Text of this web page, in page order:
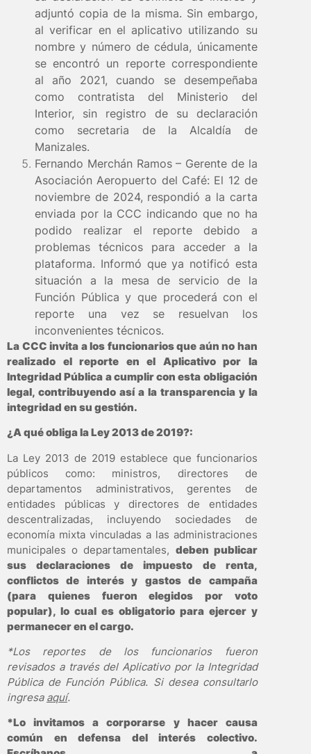
adjuntó copia de la misma. Sin embargo,
al verificar en el aplicativo utilizando su
nombre y número de cédula, únicamente
se encontró un reporte correspondiente
al año 2021, cuando se desempeñaba
como contratista del Ministerio del
Interior, sin registro de su declaración
como secretaria de la Alcaldía de
Manizales.
Fernando Merchán Ramos – Gerente de la
Asociación Aeropuerto del Café: El 12 de
noviembre de 2024, respondió a la carta
enviada por la CCC indicando que no ha
podido realizar el reporte debido a
problemas técnicos para acceder a la
plataforma. Informó que ya notificó esta
situación a la mesa de servicio de la
Función Pública y que procederá con el
reporte una vez se resuelvan los
inconvenientes técnicos.
La CCC invita a los funcionarios que aún no han
realizado el reporte en el Aplicativo por la
Integridad Pública a cumplir con esta obligación
legal, contribuyendo así a la transparencia y la
integridad en su gestión.
¿A qué obliga la Ley 2013 de 2019?:
La Ley 2013 de 2019 establece que funcionarios
públicos como: ministros, directores de
departamentos administrativos, gerentes de
entidades públicas y directores de entidades
descentralizadas, incluyendo sociedades de
economía mixta vinculadas a las administraciones
municipales o departamentales, deben publicar
sus declaraciones de impuesto de renta,
conflictos de interés y gastos de campaña
(para quienes fueron elegidos por voto
popular), lo cual es obligatorio para ejercer y
permanecer en el cargo.
*Los reportes de los funcionarios fueron
revisados a través del Aplicativo por la Integridad
Pública de Función Pública. Si desea consultarlo
ingresa aquí.
*Lo invitamos a corporarse y hacer causa
común en defensa del interés colectivo.